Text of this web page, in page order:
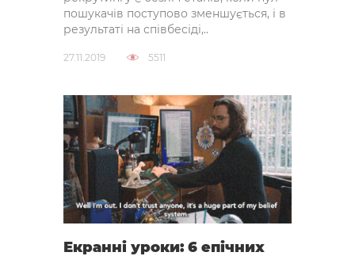
пошукачів поступово зменшується, і в
результаті на співбесіді,..
27.11.2019 5511
Екранні уроки: 6 епічних